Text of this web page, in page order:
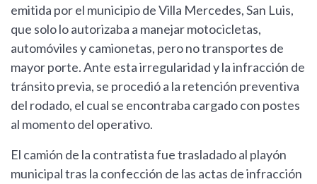
emitida por el municipio de Villa Mercedes, San Luis,
que solo lo autorizaba a manejar motocicletas,
automóviles y camionetas, pero no transportes de
mayor porte. Ante esta irregularidad y la infracción de
tránsito previa, se procedió a la retención preventiva
del rodado, el cual se encontraba cargado con postes
al momento del operativo.
El camión de la contratista fue trasladado al playón
municipal tras la confección de las actas de infracción